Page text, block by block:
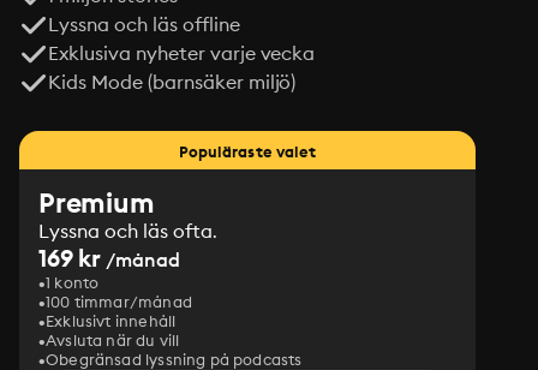
Lyssna och läs offline
Exklusiva nyheter varje vecka
Kids Mode (barnsäker miljö)
Populäraste valet
Premium
Lyssna och läs ofta.
169 kr /månad
1 konto
100 timmar/månad
Exklusivt innehåll
Avsluta när du vill
Obegränsad lyssning på podcasts